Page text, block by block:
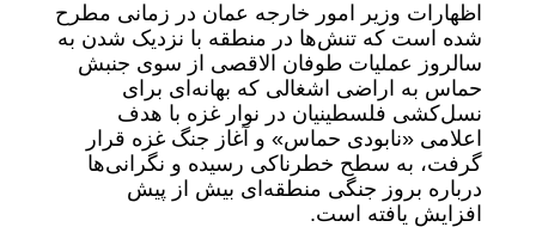
اظهارات وزیر امور خارجه عمان در زمانی مطرح
شده است که تنش‌ها در منطقه با نزدیک شدن به
سالروز عملیات طوفان الاقصی از سوی جنبش
حماس به اراضی اشغالی که بهانه‌ای برای
نسل‌کشی فلسطینیان در نوار غزه با هدف
اعلامی «نابودی حماس» و آغاز جنگ غزه قرار
گرفت، به سطح خطرناکی رسیده و نگرانی‌ها
درباره بروز جنگی منطقه‌ای بیش از پیش
افزایش یافته است.